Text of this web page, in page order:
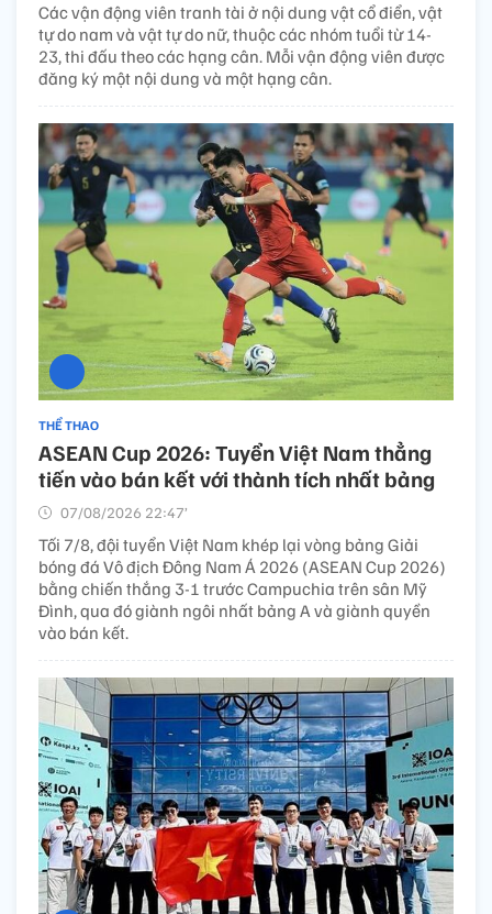
Các vận động viên tranh tài ở nội dung vật cổ điển, vật
tự do nam và vật tự do nữ, thuộc các nhóm tuổi từ 14-
23, thi đấu theo các hạng cân. Mỗi vận động viên được
đăng ký một nội dung và một hạng cân.
THỂ THAO
ASEAN Cup 2026: Tuyển Việt Nam thẳng
tiến vào bán kết với thành tích nhất bảng
07/08/2026 22:47’
Tối 7/8, đội tuyển Việt Nam khép lại vòng bảng Giải
bóng đá Vô địch Đông Nam Á 2026 (ASEAN Cup 2026)
bằng chiến thắng 3-1 trước Campuchia trên sân Mỹ
Đình, qua đó giành ngôi nhất bảng A và giành quyền
vào bán kết.